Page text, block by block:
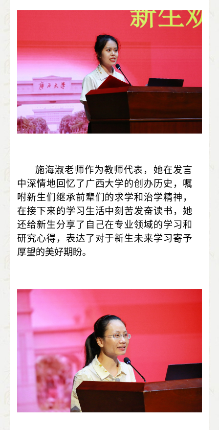
施海淑老师作为教师代表，她在发言
中深情地回忆了广西大学的创办历史，嘱
咐新生们继承前辈们的求学和治学精神，
在接下来的学习生活中刻苦发奋读书，她
还给新生分享了自己在专业领域的学习和
研究心得，表达了对于新生未来学习寄予
厚望的美好期盼。